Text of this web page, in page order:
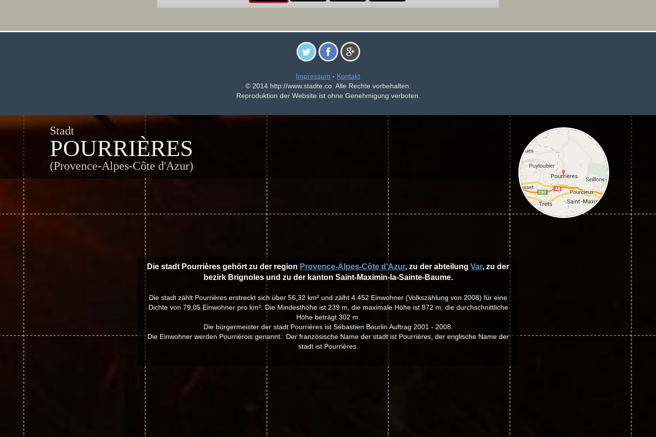
Impressum - Kontakt
© 2014 http://www.stadte.co. Alle Rechte vorbehalten.
Reproduktion der Website ist ohne Genehmigung verboten.
Stadt
POURRIÈRES
(Provence-Alpes-Côte d'Azur)
Die stadt Pourrières gehört zu der region Provence-Alpes-Côte d'Azur, zu der abteilung Var, zu der
bezirk Brignoles und zu der kanton Saint-Maximin-la-Sainte-Baume.
Die stadt zählt Pourrières erstreckt sich über 56,32 km² und zälht 4.452 Einwohner (Volkszählung von 2008) für eine
Dichte von 79,05 Einwohner pro km². Die Mindesthöhe ist 239 m, die maximale Höhe ist 872 m, die durchschnittliche
Höhe beträgt 302 m.
Die bürgermeister der stadt Pourrières ist Sébastien Bourlin Auftrag 2001 - 2008.
Die Einwohner werden Pourriérois genannt.. Der französische Name der stadt ist Pourrières, der englische Name der
stadt ist Pourrières.
©photo-libre.fr